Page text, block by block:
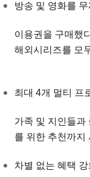
방송 및 영화를
이용권을 구매했
해외시리즈를 모
최대 4개 멀티 프
가족 및 지인들과
를 위한 추천까지
차별 없는 혜택